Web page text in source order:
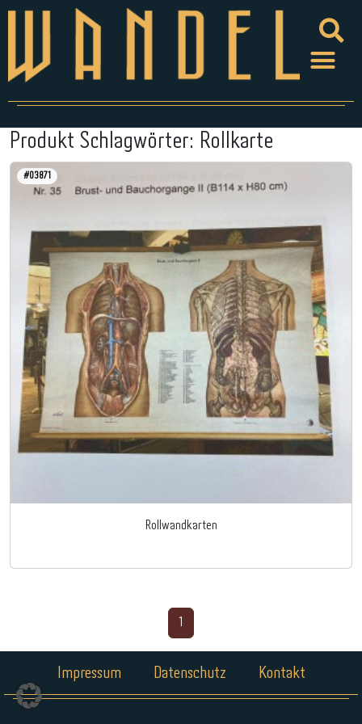
Produkt Schlagwörter: Rollkarte
#03871
Rollwandkarten
Impressum Datenschutz Kontakt